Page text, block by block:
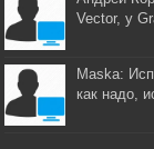
Vector, у
Maska:
как надо,